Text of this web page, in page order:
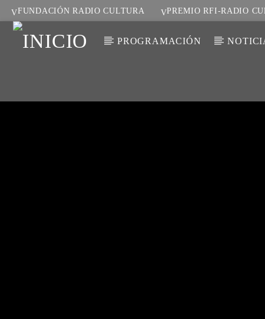
FUNDACIÓN RADIO CULTURA PREMIO RFI-RADIO
PROGRAMACIÓN